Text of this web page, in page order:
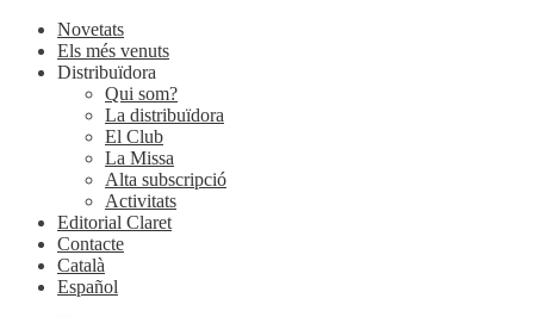
Novetats
Els més venuts
Distribuïdora
Qui som?
La distribuïdora
El Club
La Missa
Alta subscripció
Activitats
Editorial Claret
Contacte
Català
Español